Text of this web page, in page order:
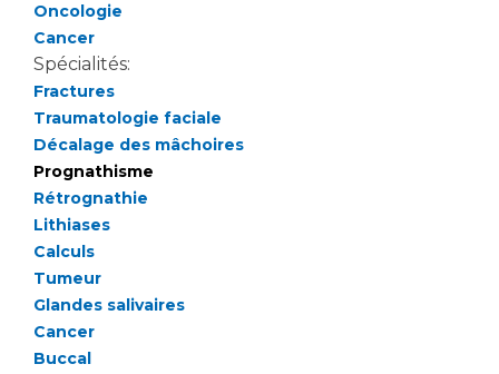
Protection des données
Sécurité
Les recherches en santé à l’AP-HM
Lieu de santé sans tabac
Oncologie
Cancer
Spécialités:
Fractures
Traumatologie faciale
Décalage des mâchoires
Prognathisme
Rétrognathie
Lithiases
Calculs
Tumeur
Glandes salivaires
Cancer
Buccal